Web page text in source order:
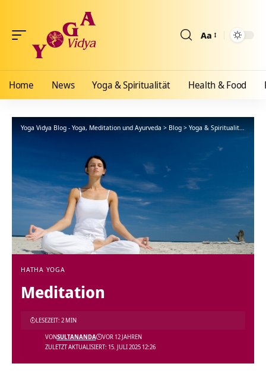
Aa
Home News Yoga & Spiritualität Health & Food
Yoga Vidya Blog - Yoga, Meditation und Ayurveda > Blog > Yoga & Spiritualität
HATHA YOGA
Meditation
ZULETZT AKTUALISIERT: 15. JULI 2025 12:26
VONSULTANANDA VOR 12 JAHREN
LESEZEIT: 2 MIN